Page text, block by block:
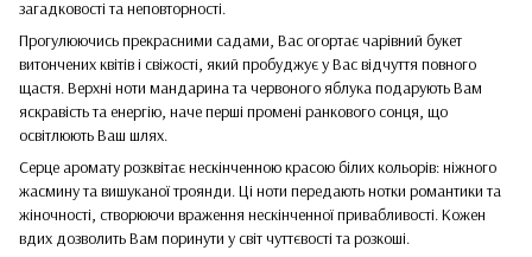
загадковості та неповторності.
Прогулюючись прекрасними садами, Вас огортає чарівний букет
витончених квітів і свіжості, який пробуджує у Вас відчуття повного
щастя. Верхні ноти мандарина та червоного яблука подарують Вам
яскравість та енергію, наче перші промені ранкового сонця, що
освітлюють Ваш шлях.
Серце аромату розквітає нескінченною красою білих кольорів: ніжного
жасмину та вишуканої троянди. Ці ноти передають нотки романтики та
жіночності, створюючи враження нескінченної привабливості. Кожен
вдих дозволить Вам поринути у світ чуттєвості та розкоші.